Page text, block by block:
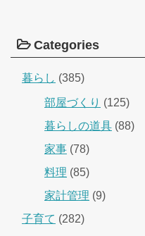
Categories
暮らし (385)
部屋づくり (125)
暮らしの道具 (88)
家事 (78)
料理 (85)
家計管理 (9)
子育て (282)